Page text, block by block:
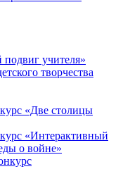
учителя»
творчества
«Две столицы
«Интерактивный
о войне»